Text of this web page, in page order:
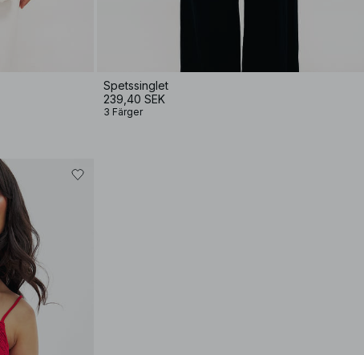
Spetssinglet
239,40 SEK
3 Färger